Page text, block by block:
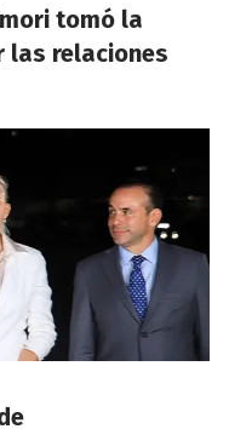
tomó la
las relaciones